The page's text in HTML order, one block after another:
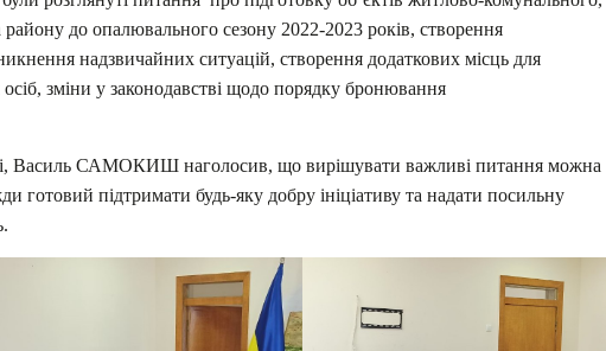
до опалювального сезону 2022-2023 років, створення
надзвичайних ситуацій, створення додаткових місць для
зміни у законодавстві щодо порядку бронювання
Василь САМОКИШ наголосив, що вирішувати важливі питання можна
готовий підтримати будь-яку добру ініціативу та надати посильну